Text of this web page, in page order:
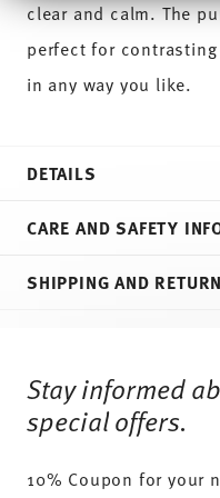
zusammen, die Sie
sie im Rahmen Ihrer
haben.
clear and calm. The
perfect for
in any way you like.
DETAILS
Sunny Day
Porcelain
12 x Plate 27 cm, 12 x
CARE AND SAFETY
Dishwasher Safe
SHIPPING AND
shipping page
all countries (except
Stay informed
special offers.
10% Coupon for your